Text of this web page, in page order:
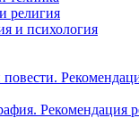
религия
и психология
Рекомендация